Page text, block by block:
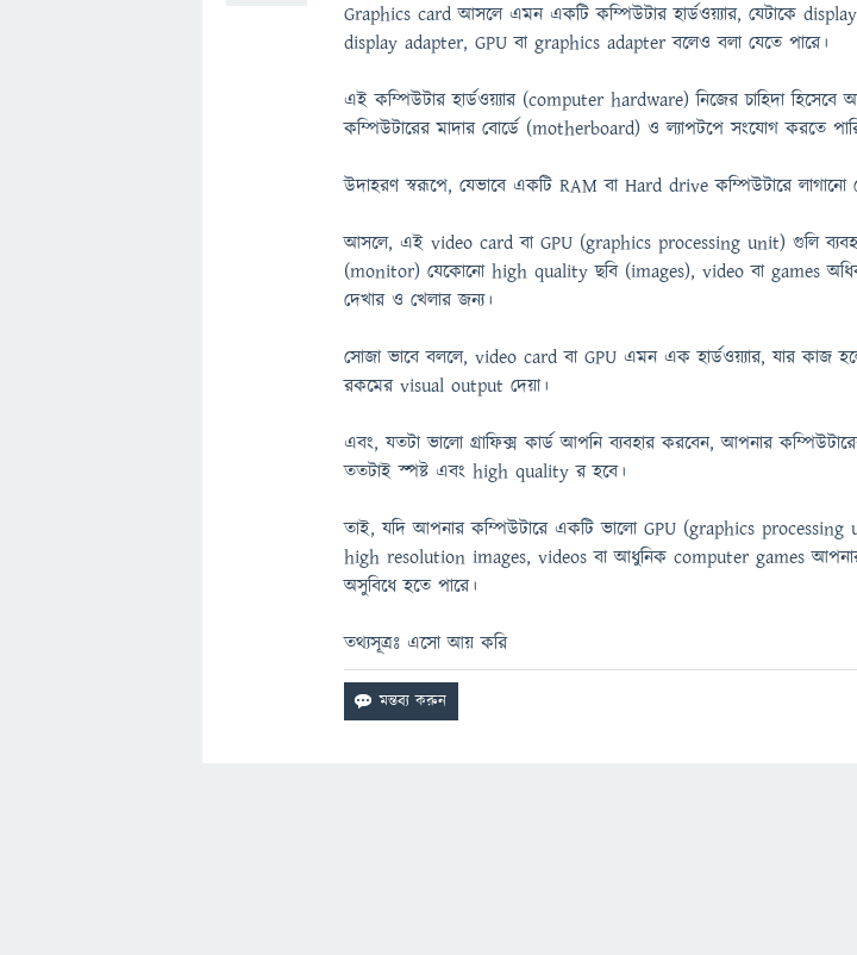
Graphics card আসলে এমন একটি কম্পিউটার হার্ডওয়্যার, যেটাকে
display adapter, GPU বা graphics adapter বলেও বলা যেতে পারে।
এই কম্পিউটার হার্ডওয়্যার (computer hardware) নিজের চাহিদা
কম্পিউটারের মাদার বোর্ডে (motherboard) ও ল্যাপটপে সংযোগ করতে
উদাহরণ স্বরূপে, যেভাবে একটি RAM বা Hard drive কম্পিউটারে লাগানো
আসলে, এই video card বা GPU (graphics processing unit) গুলি
(monitor) যেকোনো high quality ছবি (images), video বা games অধিক
দেখার ও খেলার জন্য।
সোজা ভাবে বললে, video card বা GPU এমন এক হার্ডওয়্যার, যার কাজ
রকমের visual output দেয়া।
এবং, যতটা ভালো গ্রাফিক্স কার্ড আপনি ব্যবহার করবেন, আপনার
ততটাই স্পষ্ট এবং high quality র হবে।
তাই, যদি আপনার কম্পিউটারে একটি ভালো GPU (graphics processing
high resolution images, videos বা আধুনিক computer games
অসুবিধে হতে পারে।
তথ্যসূত্রঃ এসো আয় করি